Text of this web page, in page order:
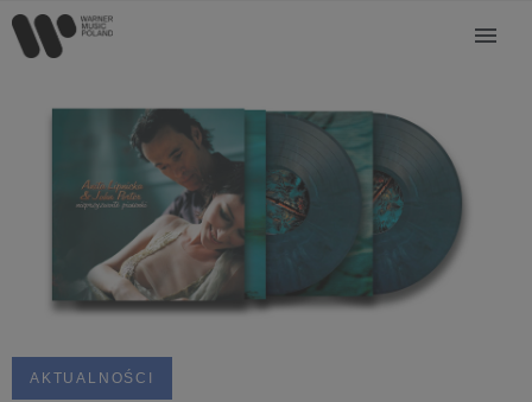
AKTUALNOŚCI